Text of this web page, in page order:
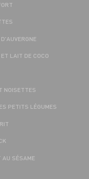
LAIT DE COCO
NOISETTES
PETITS LÉGUMES
AU SÉSAME